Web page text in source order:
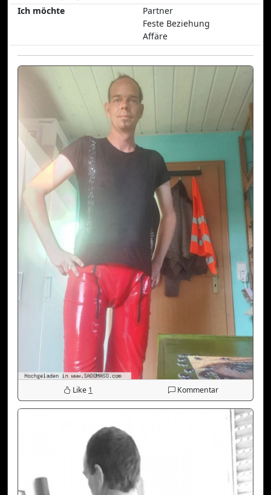
Ich möchte
Partner
Feste Beziehung
Affäre
Like 1 Kommentar